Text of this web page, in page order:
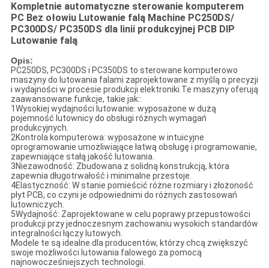
Kompletnie automatyczne sterowanie komputerem
PC Bez ołowiu Lutowanie falą Machine PC250DS/
PC300DS/ PC350DS dla linii produkcyjnej PCB DIP
Lutowanie falą
Opis:
PC250DS, PC300DS i PC350DS to sterowane komputerowo
maszyny do lutowania falami zaprojektowane z myślą o precyzji
i wydajności w procesie produkcji elektroniki.Te maszyny oferują
zaawansowane funkcje, takie jak::
1Wysokiej wydajności lutowanie: wyposażone w dużą
pojemność lutownicy do obsługi różnych wymagań
produkcyjnych.
2Kontrola komputerowa: wyposażone w intuicyjne
oprogramowanie umożliwiające łatwą obsługę i programowanie,
zapewniające stałą jakość lutowania.
3Niezawodność: Zbudowana z solidną konstrukcją, która
zapewnia długotrwałość i minimalne przestoje.
4Elastyczność: W stanie pomieścić różne rozmiary i złożoność
płyt PCB, co czyni je odpowiednimi do różnych zastosowań
lutowniczych.
5Wydajność: Zaprojektowane w celu poprawy przepustowości
produkcji przy jednoczesnym zachowaniu wysokich standardów
integralności łączy lutowych.
Modele te są idealne dla producentów, którzy chcą zwiększyć
swoje możliwości lutowania falowego za pomocą
najnowocześniejszych technologii.